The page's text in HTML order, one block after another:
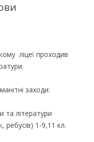
ліцеї проходив
заходи:
та літератури
ребусів) 1-9,11 кл.